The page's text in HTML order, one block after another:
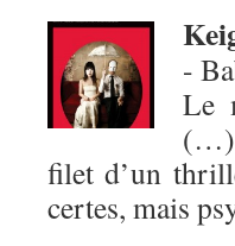
-
Le
(…)
filet d’un
certes, mais